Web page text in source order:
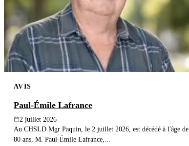
AVIS
Paul-Émile Lafrance
2 juillet 2026
Au CHSLD Mgr Paquin, le 2 juillet 2026, est décédé à l'âge de
80 ans, M. Paul-Émile Lafrance,...